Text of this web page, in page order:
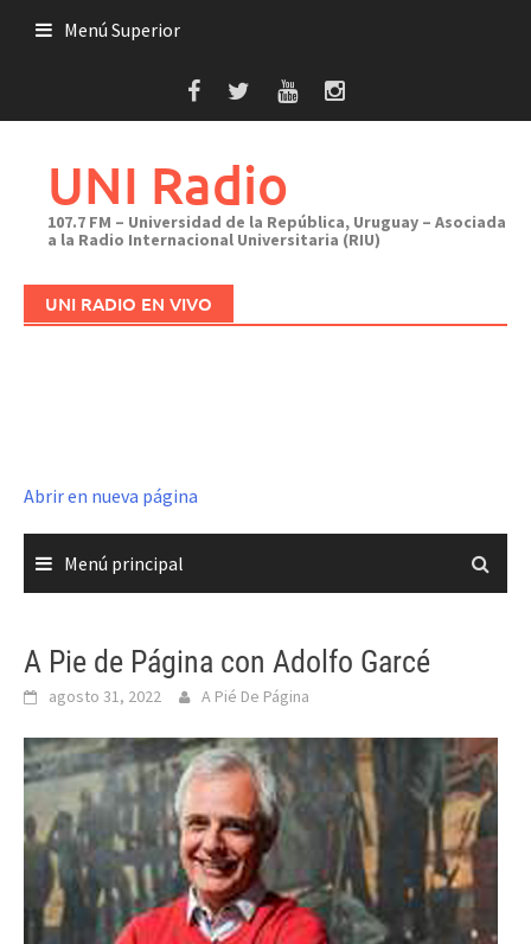
Menú Superior
UNI Radio
107.7 FM – Universidad de la República, Uruguay – Asociada
a la Radio Internacional Universitaria (RIU)
UNI RADIO EN VIVO
Abrir en nueva página
Menú principal
A Pie de Página con Adolfo Garcé
agosto 31, 2022 A Pié De Página